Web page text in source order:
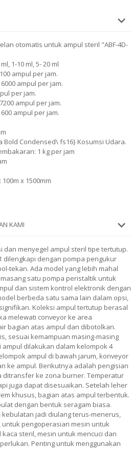
otomatis untuk ampul steril "ABF-4D-
1-10 ml, 5- 20 ml
ampul per jam.
ampul per jam.
per jam.
ampul per jam.
ampul per jam.
Bold Condensed\ fs16} Kosumsi Udara.
1 kg per jam
x 1500mm
KAMI
dan menyegel ampul steril tipe tertutup.
dilengkapi dengan pompa pengukur
tekan. Ada model yang lebih mahal
satu pompa peristaltik untuk
dan sistem kontrol elektronik dengan
berbeda satu sama lain dalam opsi,
Koleksi ampul tertutup berasal
melewati conveyor ke area
bagian atas ampul dan dibotolkan.
sesuai kemampuan masing-masing
dilakukan dalam kelompok 4
ampul di bawah jarum, konveyor
ke ampul. Berikutnya adalah pengisian
ditransfer ke zona burner. Temperatur
juga dapat disesuaikan. Setelah leher
khusus, bagian atas ampul terbentuk.
dengan bentuk seragam biasa.
jadi diulang terus-menerus,
pengoperasian mesin untuk
steril, mesin untuk mencuci dan
Penting untuk menggunakan